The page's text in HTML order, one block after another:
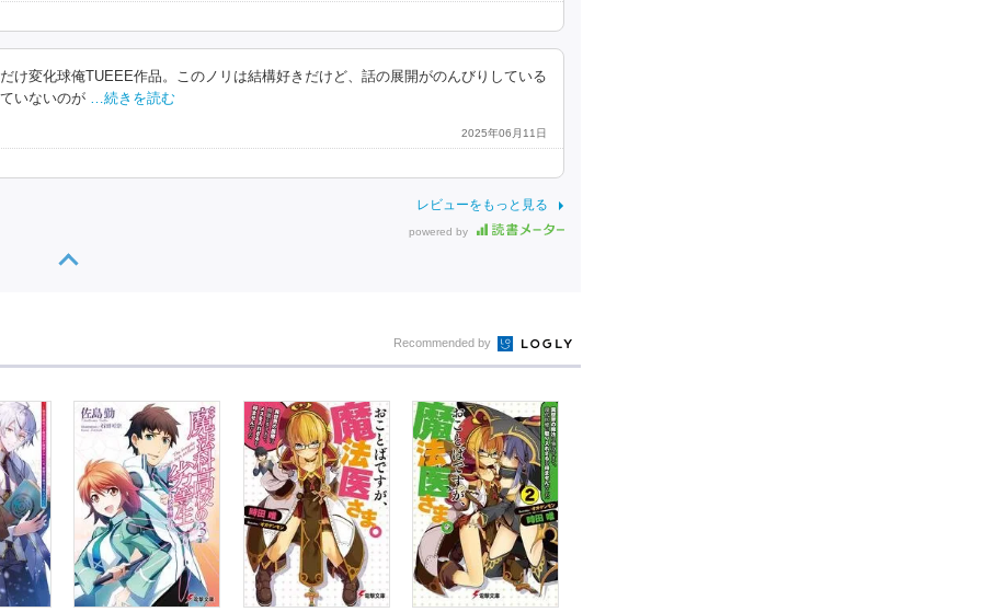
け変化球俺TUEEE作品。このノリは結構好きだけど、話の展開がのんびりしている
いないのが …続きを読む
2025年06月11日
レビューをもっと見る
powered by
Recommended by